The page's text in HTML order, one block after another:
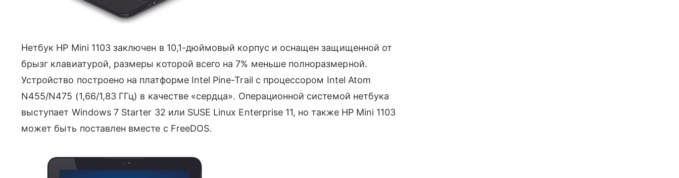
Нетбук HP Mini 1103 заключен в 10,1-дюймовый корпус и оснащен защищенной от
брызг клавиатурой, размеры которой всего на 7% меньше полноразмерной.
Устройство построено на платформе Intel Pine-Trail с процессором Intel Atom
N455/N475 (1,66/1,83 ГГц) в качестве «сердца». Операционной системой нетбука
выступает Windows 7 Starter 32 или SUSE Linux Enterprise 11, но также HP Mini 1103
может быть поставлен вместе с FreeDOS.